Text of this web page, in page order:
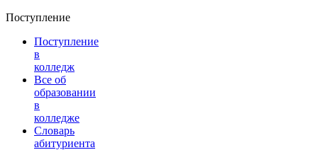
Поступление
Поступление
в
колледж
Все об
образовании
в
колледже
Словарь
абитуриента